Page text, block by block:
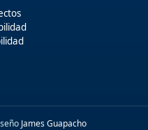
James Guapacho